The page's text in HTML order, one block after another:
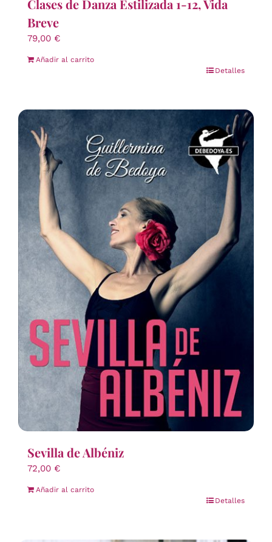
Clases de Danza Estilizada 1-12, Vida
Breve
79,00 €
Añadir al carrito
Detalles
Sevilla de Albéniz
72,00 €
Añadir al carrito
Detalles